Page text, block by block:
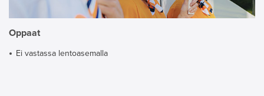
Oppaat
Ei vastassa lentoasemalla